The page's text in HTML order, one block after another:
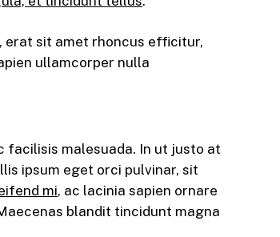
erat sit amet rhoncus efficitur,
ullamcorper nulla
facilisis malesuada. In ut justo at
ipsum eget orci pulvinar, sit
mi, ac lacinia sapien ornare
blandit tincidunt magna